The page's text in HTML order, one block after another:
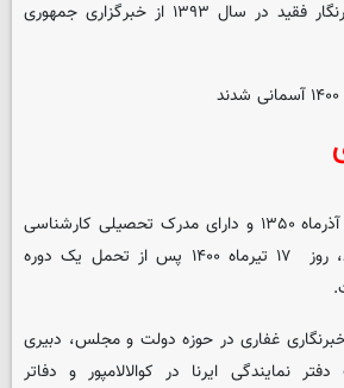
به ایرنا پیوست. این خبرنگار فقید در سال ۱۳۹۳ از خبرگزاری جمهوری
داریوش غفاری که متولد آذرماه ۱۳۵۰ و دارای مدرک تحصیلی کارشناسی
ارشد مدیریت دولتی بود، روز ۱۷ تیرماه ۱۴۰۰ پس از تحمل یک دوره
غفاری در حوزه دولت و مجلس، دبیری
نمایندگی ایرنا در کوالالامپور و دفاتر